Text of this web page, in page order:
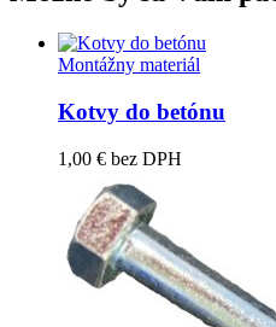
Montážny materiál
Kotvy do betónu
1,00 € bez DPH